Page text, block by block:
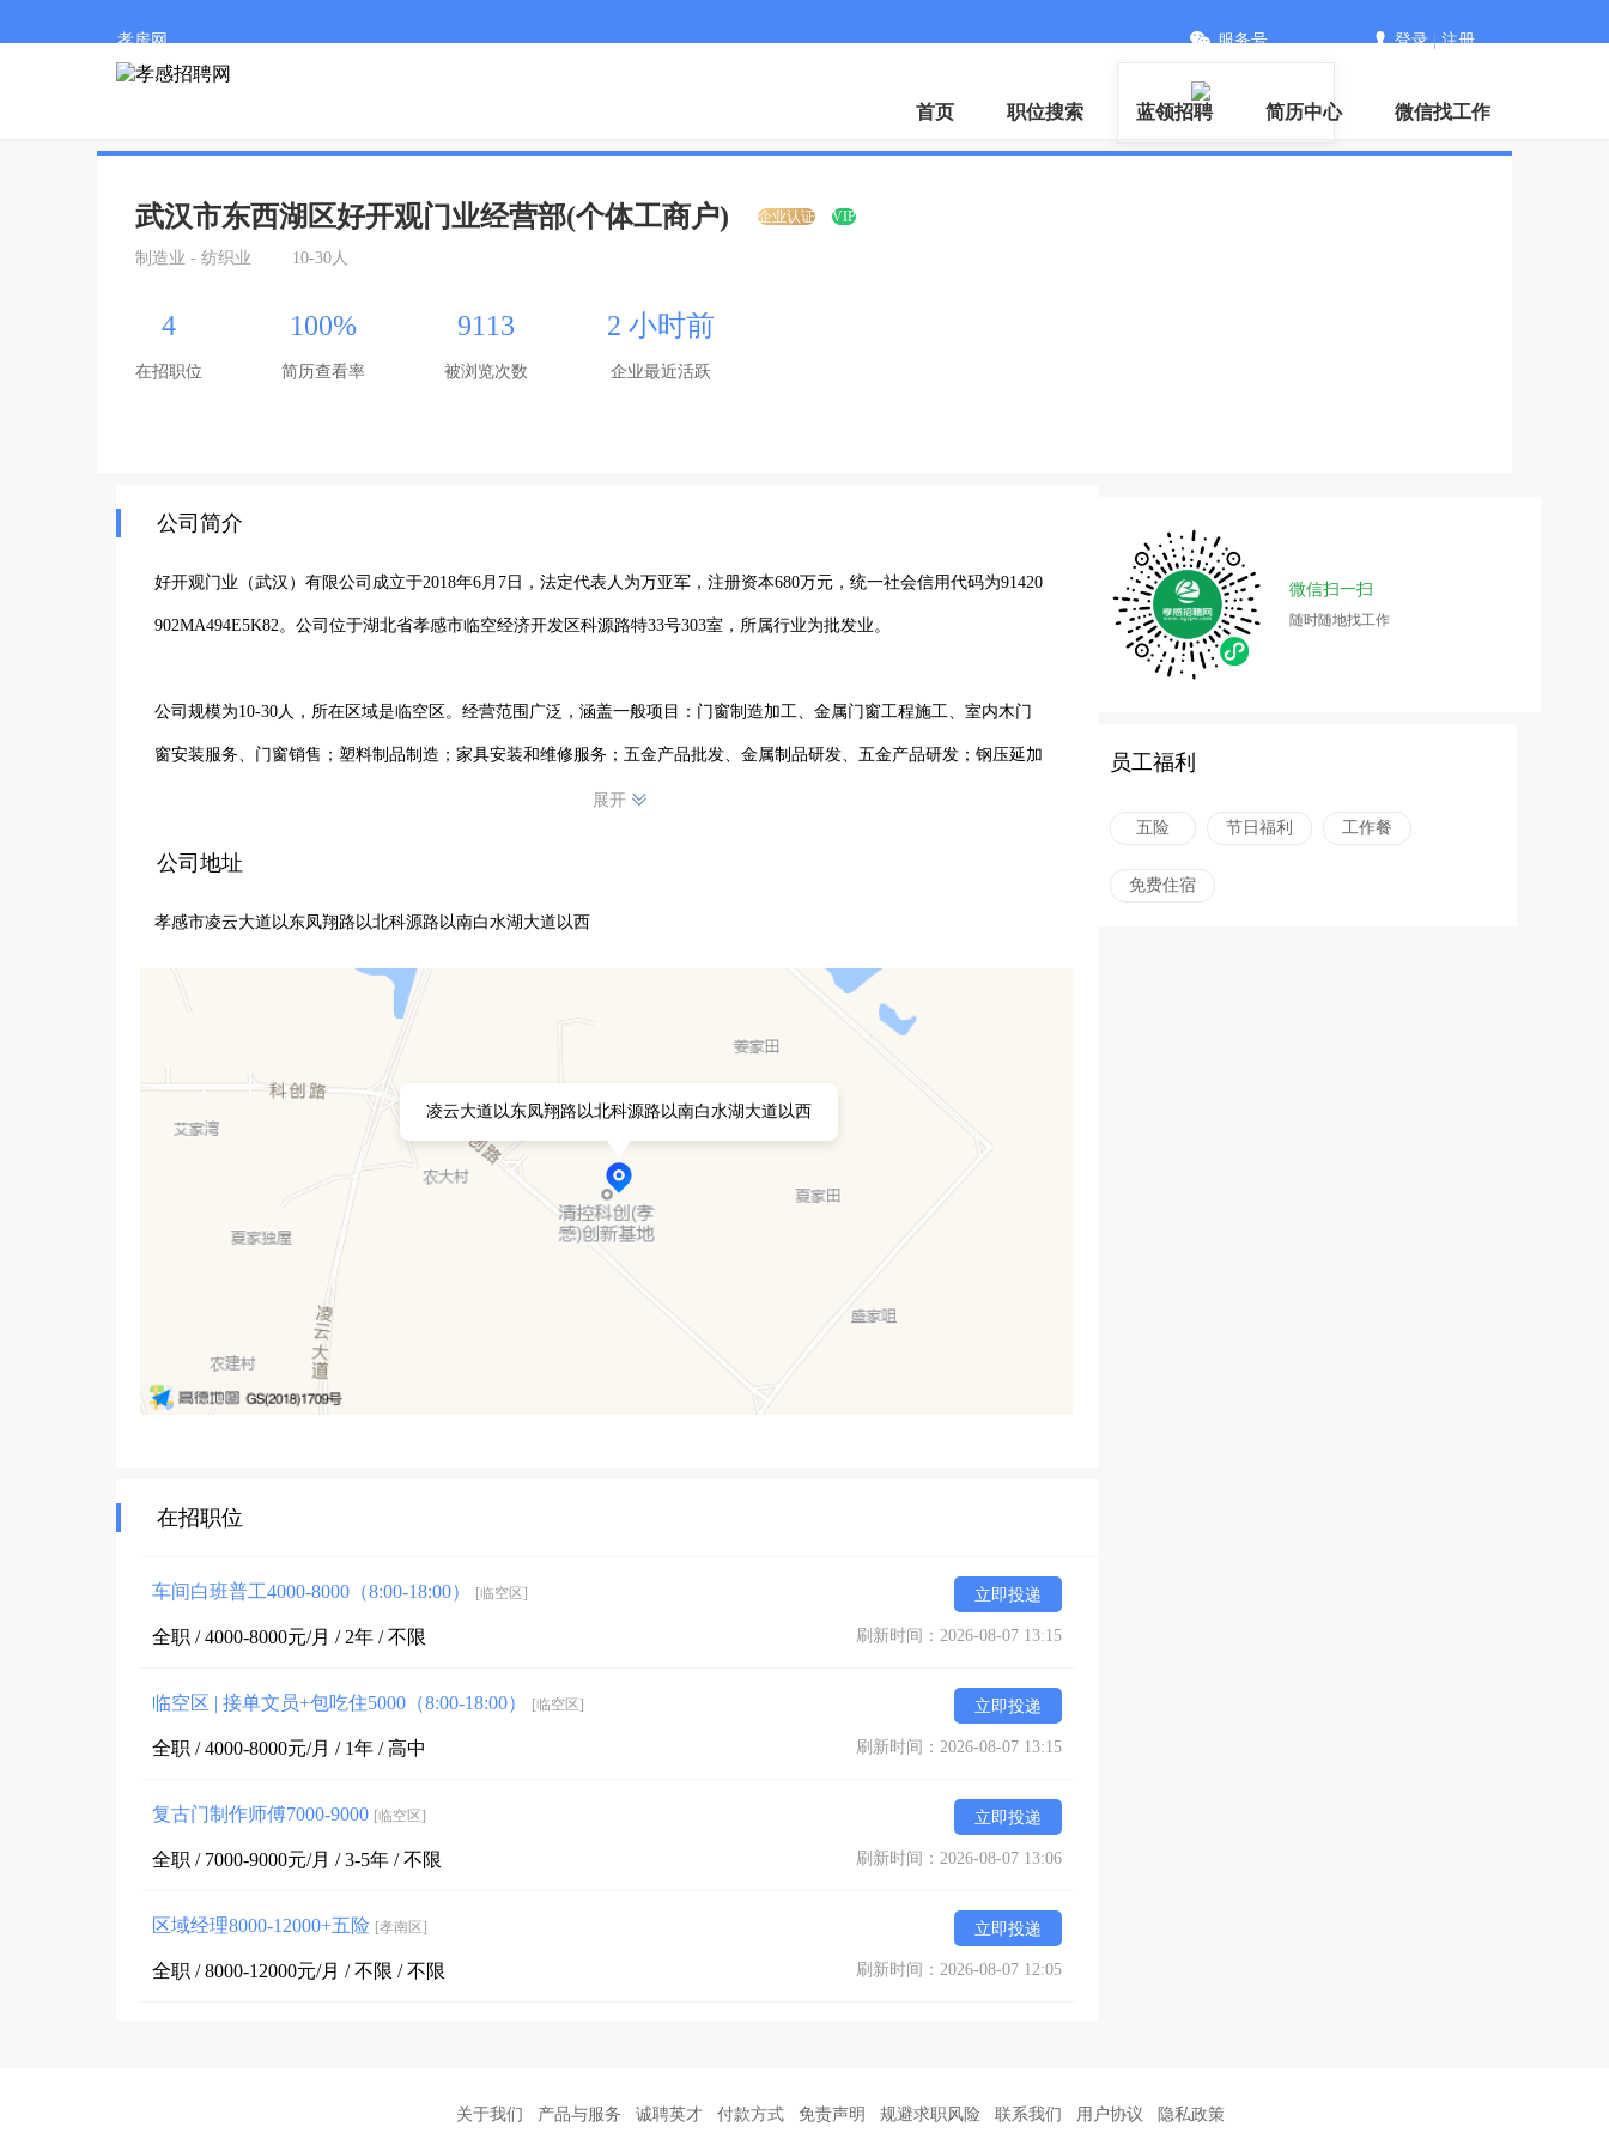
孝房网
微信
服务号 登录|注册
首页 职位搜索 蓝领招聘 简历中心 微信找工作
武汉市东西湖区好开观门业经营部(个体工商户) 企业认证 VIP
制造业 - 纺织业 10-30人
4
在招职位
100%
简历查看率
9113
被浏览次数
2 小时前
企业最近活跃
公司简介
好开观门业（武汉）有限公司成立于2018年6月7日，法定代表人为万亚军，注册资本680万元，统一社会信用代码为91420
902MA494E5K82。公司位于湖北省孝感市临空经济开发区科源路特33号303室，所属行业为批发业。
公司规模为10-30人，所在区域是临空区。经营范围广泛，涵盖一般项目：门窗制造加工、金属门窗工程施工、室内木门
窗安装服务、门窗销售；塑料制品制造；家具安装和维修服务；五金产品批发、金属制品研发、五金产品研发；钢压延加
工、有色金属压延加工；建筑材料销售；货物进出口；木材加工。
门窗及相关产品和服务。在门窗制造加工方面，注重工艺与品质，确保产品满足不同客户需求。通过不断研发创新，提升
五金产品等的质量和性能。同时，积极拓展业务领域，涵盖进出口及各类建筑材料销售等，努力在行业中树立良好口碑，
为推动区域相关产业发展贡献力量。
展开
公司地址
孝感市凌云大道以东凤翔路以北科源路以南白水湖大道以西
凌云大道以东凤翔路以北科源路以南白水湖大道以西
在招职位
车间白班普工4000-8000（8:00-18:00） [临空区] 立即投递
全职 / 4000-8000元/月 / 2年 / 不限 刷新时间：2026-08-07 13:15
临空区 | 接单文员+包吃住5000（8:00-18:00） [临空区] 立即投递
全职 / 4000-8000元/月 / 1年 / 高中 刷新时间：2026-08-07 13:15
复古门制作师傅7000-9000 [临空区] 立即投递
全职 / 7000-9000元/月 / 3-5年 / 不限 刷新时间：2026-08-07 13:06
区域经理8000-12000+五险 [孝南区] 立即投递
全职 / 8000-12000元/月 / 不限 / 不限 刷新时间：2026-08-07 12:05
微信扫一扫
随时随地找工作
员工福利
五险 节日福利 工作餐
免费住宿
关于我们 产品与服务 诚聘英才 付款方式 免责声明 规避求职风险 联系我们 用户协议 隐私政策